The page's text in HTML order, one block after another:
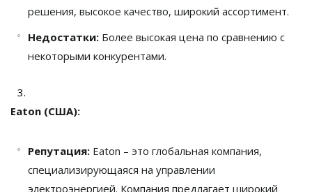
решения, высокое качество, широкий ассортимент.
Недостатки: Более высокая цена по сравнению с
некоторыми конкурентами.
Eaton (США):
Репутация: Eaton – это глобальная компания,
специализирующаяся на управлении
электроэнергией. Компания предлагает широкий